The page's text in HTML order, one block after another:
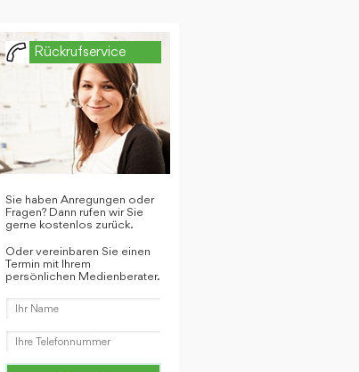
Rückrufservice
Sie haben Anregungen oder
Fragen? Dann rufen wir Sie
gerne kostenlos zurück.
Oder vereinbaren Sie einen
Termin mit Ihrem
persönlichen Medienberater.